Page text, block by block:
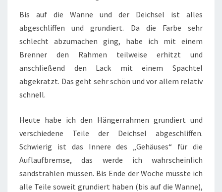
Bis auf die Wanne und der Deichsel ist alles
abgeschliffen und grundiert. Da die Farbe sehr
schlecht abzumachen ging, habe ich mit einem
Brenner den Rahmen teilweise erhitzt und
anschließend den Lack mit einem Spachtel
abgekratzt. Das geht sehr schön und vor allem relativ
schnell.
Heute habe ich den Hängerrahmen grundiert und
verschiedene Teile der Deichsel abgeschliffen.
Schwierig ist das Innere des „Gehäuses“ für die
Auflaufbremse, das werde ich wahrscheinlich
sandstrahlen müssen. Bis Ende der Woche müsste ich
alle Teile soweit grundiert haben (bis auf die Wanne),